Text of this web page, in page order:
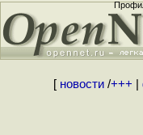
[ новости/+++